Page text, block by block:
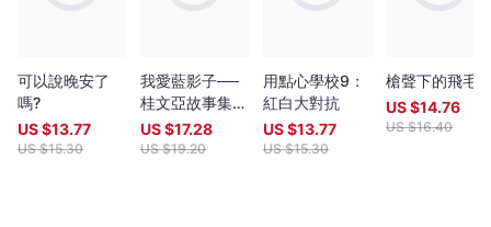
可以說晚安了
嗎?
US $13.77
US $15.30
我愛藍影子──
桂文亞故事集
(新版)
US $17.28
US $19.20
用點心學校9：
紅白大對抗
US $13.77
US $15.30
槍聲下的飛毛
US $14.76
US $16.40